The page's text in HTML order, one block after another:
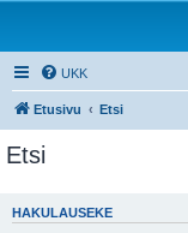
UKK
Etusivu Etsi
Etsi
HAKULAUSEKE